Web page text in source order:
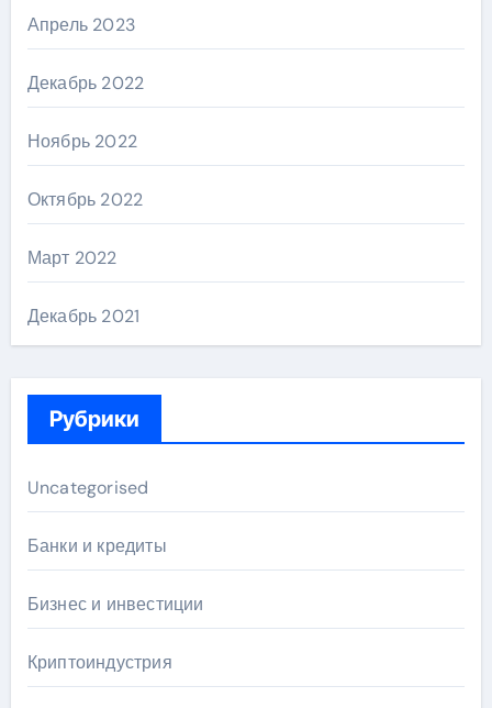
Апрель 2023
Декабрь 2022
Ноябрь 2022
Октябрь 2022
Март 2022
Декабрь 2021
Рубрики
Uncategorised
Банки и кредиты
Бизнес и инвестиции
Криптоиндустрия